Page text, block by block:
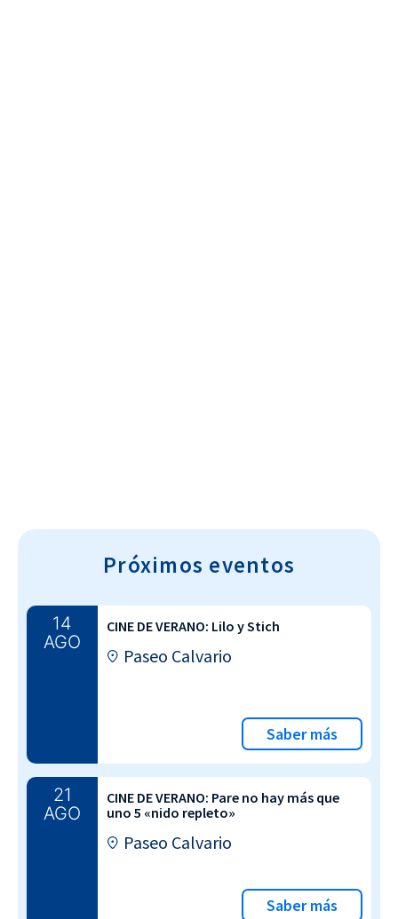
Próximos eventos
14
AGO
CINE DE VERANO: Lilo y Stich
Paseo Calvario
Saber más
21
AGO
CINE DE VERANO: Pare no hay más que
uno 5 «nido repleto»
Paseo Calvario
Saber más